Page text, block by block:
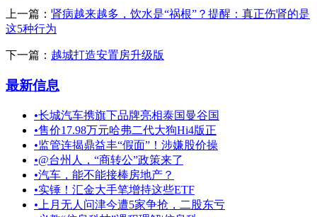
上一篇： 肾病越来越多，饮水是“祸根”？提醒：真正伤肾的是
这5种行为
下一篇： 越城打造安置房升级版
最新信息
•长城汽车携旗下品牌亮相泰国曼谷国
•售价17.98万元哈弗二代大狗Hi4版正
•监管连揭鼎益丰“假面”！涉嫌股价操
•@台州人，“商转公”政策来了
•汽车，能不能接棒房地产？
•实锤！汇金大手笔增持这些ETF
• 上月无人问津今遭5家争抢，二股东亏